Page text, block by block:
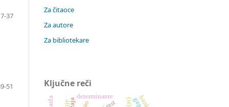
7-37
51
Za čitaoce
Za autore
Za bibliotekare
Ključne reči
determinante banke